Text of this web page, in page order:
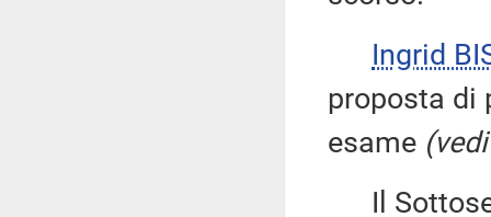
Ingrid
proposta di
esame
Il